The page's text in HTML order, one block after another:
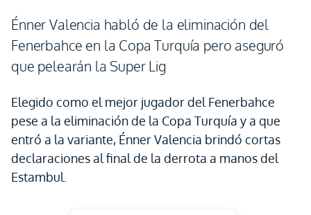
Énner Valencia habló de la eliminación del
Fenerbahce en la Copa Turquía pero aseguró
que pelearán la Super Lig
Elegido como el mejor jugador del Fenerbahce
pese a la eliminación de la Copa Turquía y a que
entró a la variante, Énner Valencia brindó cortas
declaraciones al final de la derrota a manos del
Estambul.